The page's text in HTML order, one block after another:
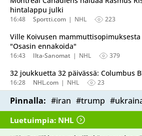
hintalappu julki
16:48 Sportti.com NHL 223
Ville Koivusen
"Osasin ennakoida"
16:43 Ilta-Sanomat NHL 379
32 joukkuetta 32 päivässä: Columbus
16:28 NHL.com NHL 23
Pinnalla: #iran #trump
Luetuimpia: NHL